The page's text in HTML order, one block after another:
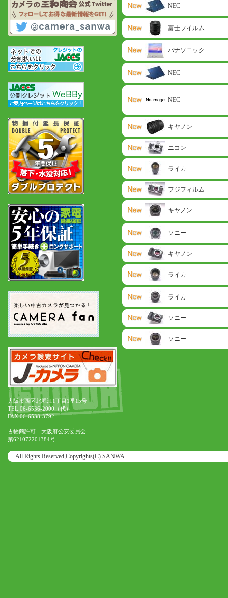
NEC
富士フイルム
パナソニック
NEC
NEC
キヤノン
ニコン
ライカ
フジフィルム
キヤノン
ソニー
キヤノン
ライカ
ライカ
ソニー
ソニー
大阪市西区北堀江1丁目1番15号
TEL.06-6536-2000（代）
FAX.06-6538-3792
古物商許可 大阪府公安委員会
第621072201384号
All Rights Reserved,Copyrights(C) SANWA